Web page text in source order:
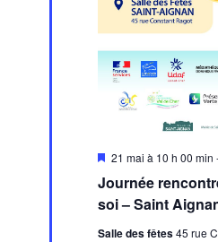
Journée
soi – Saint
Mis
avant
21 mai à 10 h 00 min
Salle des fêtes45 rue